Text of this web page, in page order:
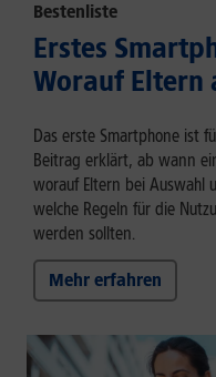
Bestenliste
Erstes
Worauf Eltern
Das erste Smartphone ist
Beitrag erklärt, ab wann
worauf Eltern bei Auswahl
welche Regeln für die
werden sollten.
Mehr erfahren